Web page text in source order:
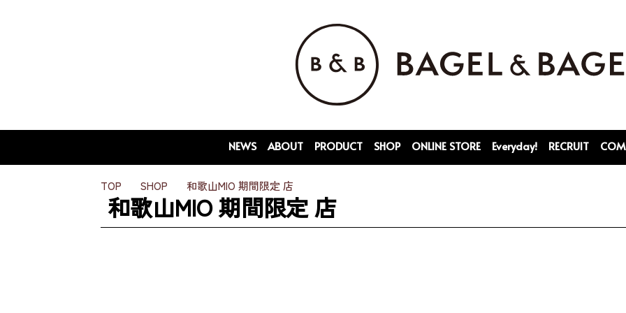
NEWS ABOUT PRODUCT SHOP ONLINE STORE Everyday! RECRUIT
TOP SHOP 和歌山MIO 期間限定 店
和歌山MIO 期間限定 店